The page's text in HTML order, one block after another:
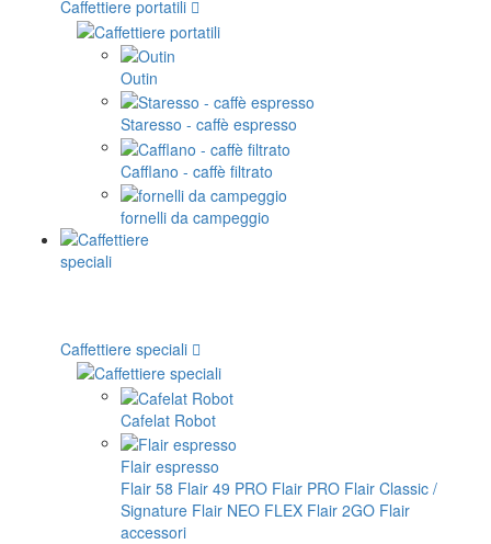
Caffettiere portatili
Outin
Staresso - caffè espresso
Cafflano - caffè filtrato
fornelli da campeggio
Caffettiere speciali
Cafelat Robot
Flair espresso
Flair 58 Flair 49 PRO Flair PRO Flair Classic /
Signature Flair NEO FLEX Flair 2GO Flair
accessori